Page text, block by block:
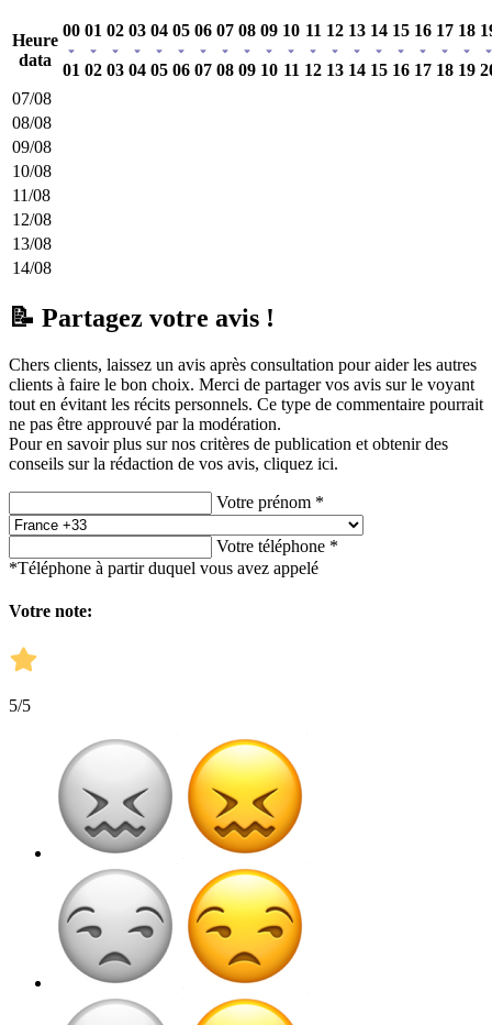
Heure
data
00
01
01
02
02
03
03
04
04
05
05
06
06
07
07
08
08
09
09
10
10
11
11
12
12
13
13
14
14
15
15
16
16
17
17
18
18
19
07/08
08/08
09/08
10/08
11/08
12/08
13/08
14/08
📝 Partagez votre avis !
Chers clients, laissez un avis après consultation pour aider les autres
clients à faire le bon choix. Merci de partager vos avis sur le voyant
tout en évitant les récits personnels. Ce type de commentaire pourrait
ne pas être approuvé par la modération.
Pour en savoir plus sur nos critères de publication et obtenir des
conseils sur la rédaction de vos avis, cliquez ici.
Votre prénom *
Votre téléphone *
*Téléphone à partir duquel vous avez appelé
Votre note:
5/5